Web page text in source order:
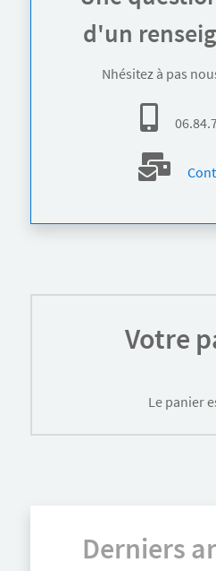
d'un
Nhésitez à pas
Votre
Le panier
Derniers